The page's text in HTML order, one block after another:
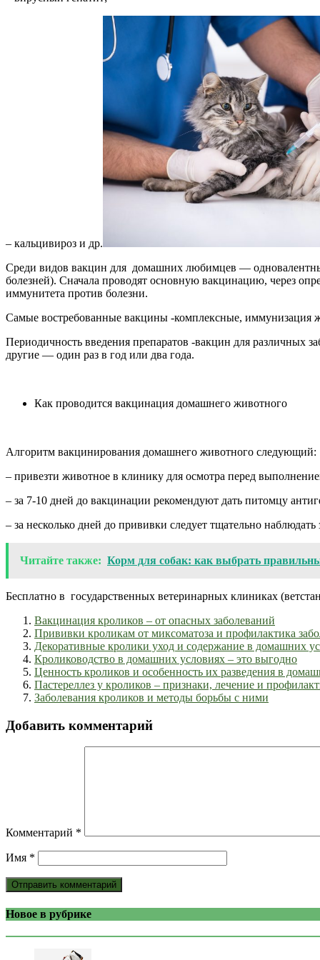
– кальцивироз и др.
Среди видов вакцин для домашних любимцев —
болезней). Сначала проводят основную вакцинацию, через
иммунитета против болезни.
Самые востребованные вакцины -комплексные, иммунизация
Периодичность введения препаратов -вакцин для различных
другие — один раз в год или два года.
Как проводится вакцинация домашнего животного
Алгоритм вакцинирования домашнего животного следующий:
– привезти животное в клинику для осмотра перед
– за 7-10 дней до вакцинации рекомендуют дать питомцу
– за несколько дней до прививки следует тщательно
Читайте также: Корм для собак: как выбрать
Бесплатно в государственных ветеринарных клиниках
Вакцинация кроликов – от опасных заболеваний
Прививки кроликам от миксоматоза и профилактика
Декоративные кролики уход и содержание в домашних
Кролиководство в домашних условиях – это выгодно
Ценность кроликов и особенность их разведения в
Пастереллез у кроликов – признаки, лечение и
Заболевания кроликов и методы борьбы с ними
Добавить комментарий
Комментарий *
Имя *
Новое в рубрике